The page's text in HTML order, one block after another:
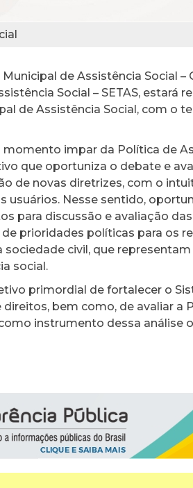
de Assistência Social –
Social – SETAS, estará
de Assistência Social, com o
impar da Política de
que oportuniza o debate e
de novas diretrizes, com o
usuários. Nesse sentido,
para discussão e avaliação
prioridades políticas para os
civil, que representam
social.
primordial de fortalecer o
bem como, de avaliar a
instrumento dessa análise